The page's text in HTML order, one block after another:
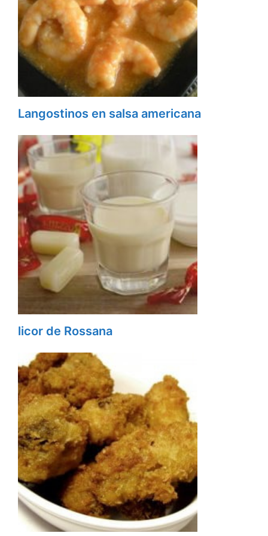
Langostinos en salsa americana
licor de Rossana